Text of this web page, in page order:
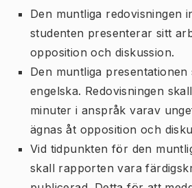
Den muntliga redovisningen
studenten presenterar sitt
opposition och diskussion.
Den muntliga
engelska. Redovisningen
minuter i anspråk varav
ägnas åt opposition och
Vid tidpunkten för den
skall rapporten vara